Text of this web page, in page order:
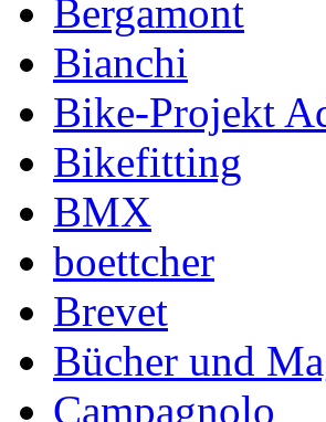
Bergamont
Bianchi
Bike-Projekt
Bikefitting
BMX
boettcher
Brevet
Bücher und
Campagnolo